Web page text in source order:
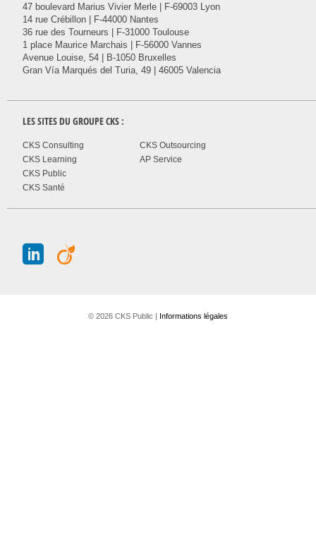
47 boulevard Marius Vivier Merle | F-69003 Lyon
14 rue Crébillon | F-44000 Nantes
36 rue des Tourneurs | F-31000 Toulouse
1 place Maurice Marchais | F-56000 Vannes
Avenue Louise, 54 | B-1050 Bruxelles
Gran Vía Marqués del Turia, 49 | 46005 Valencia
LES SITES DU GROUPECKS :
CKS Consulting
CKS Learning
CKS Public
CKS Santé
CKS Outsourcing
AP Service
J A
© 2026 CKS Public | Informations légales